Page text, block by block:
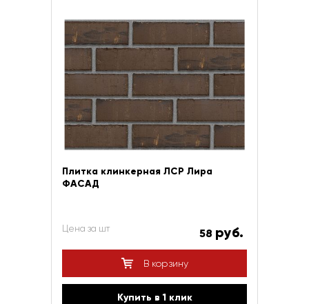
Плитка клинкерная ЛСР Лира
ФАСАД
Цена за шт 58 руб.
В корзину
Купить в 1 клик